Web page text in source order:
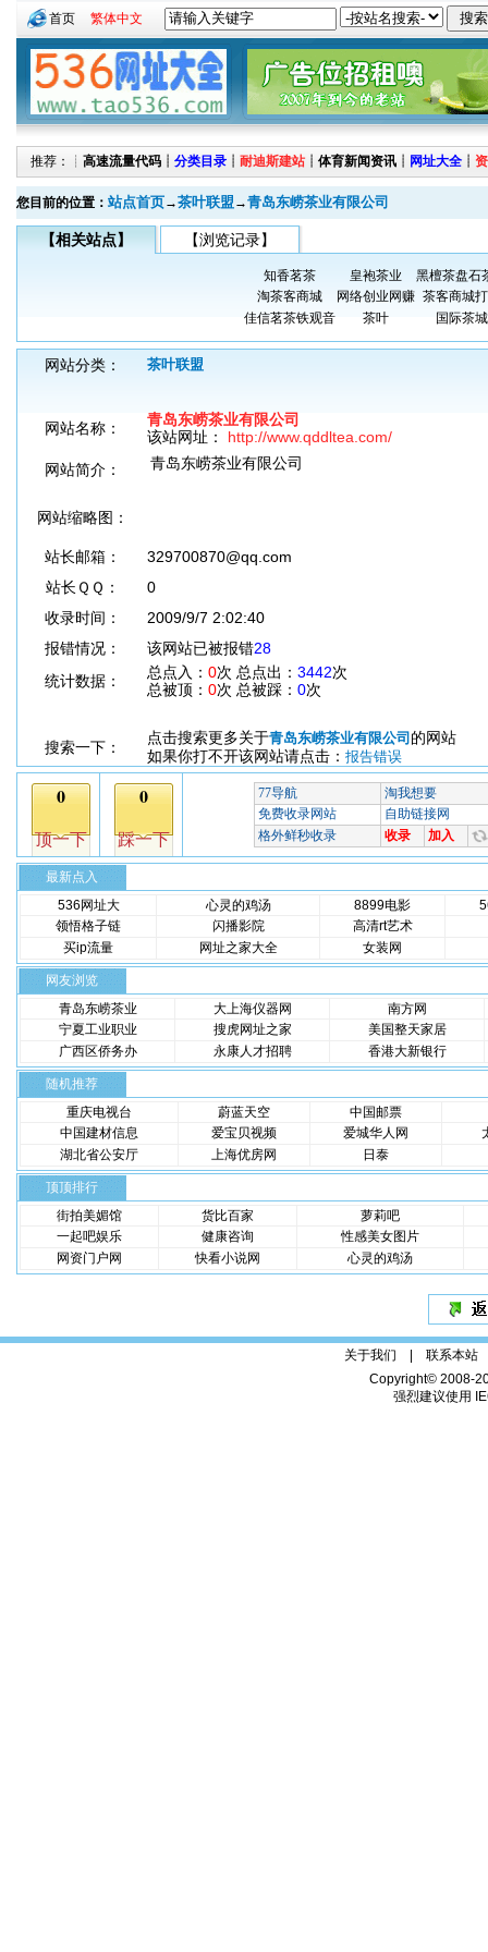
首页 繁体中文
推荐：┊ 高速流量代码 ┊ 分类目录 ┊ 耐迪斯建站 ┊ 体育新闻资讯 ┊ 网址大全 ┊
您目前的位置： 站点首页→茶叶联盟 →青岛东崂茶业有限公司
【相关站点】 【浏览记录】
知香茗茶 皇袍茶业
黑檀茶盘石
淘茶客商城
网络创业网赚 茶客商城
佳信茗茶铁观音
茶叶 国际茶城
网站分类： 茶叶联盟
网站名称：
青岛东崂茶业有限公司
该站网址： http://www.qddltea.com/
网站简介：
青岛东崂茶业有限公司
网站缩略图：
站长邮箱：
329700870@qq.com
站长ＱＱ：
0
收录时间：
2009/9/7 2:02:40
报错情况：
该网站已被报错28
统计数据：
总点入： 0次 总点出： 3442次
总被顶： 0次 总被踩： 0次
搜索一下：
点击搜索更多关于青岛东崂茶业有限公司 的网站
如果你打不开该网站请点击： 报告错误
最新点入
536网址大
心灵的鸡汤 8899电影
领悟格子链
闪播影院
高清rt艺术
买ip流量
网址之家大全 女装网
网友浏览
青岛东崂茶业
大上海仪器网
南方网
宁夏工业职业
搜虎网址之家
美国整天家居
广西区侨务办
永康人才招聘 香港大新银行
随机推荐
重庆电视台
蔚蓝天空
中国邮票
中国建材信息
爱宝贝视频 爱城华人网
湖北省公安厅
上海优房网 日泰
顶顶排行
街拍美媚馆
货比百家
萝莉吧
一起吧娱乐
健康咨询
性感美女图片
网资门户网
快看小说网 心灵的鸡汤
关于我们 | 联系本站
Copyright© 2008-
强烈建议使用